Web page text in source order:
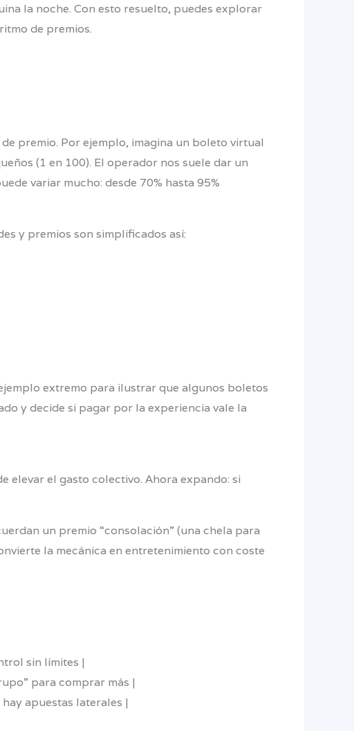
la noche. Con esto resuelto, puedes explorar
de premios.
premio. Por ejemplo, imagina un boleto virtual
(1 en 100). El operador nos suele dar un
variar mucho: desde 70% hasta 95%
y premios son simplificados así:
extremo para ilustrar que algunos boletos
y decide si pagar por la experiencia vale la
elevar el gasto colectivo. Ahora expando: si
un premio “consolación” (una chela para
la mecánica en entretenimiento con coste
sin límites |
para comprar más |
apuestas laterales |